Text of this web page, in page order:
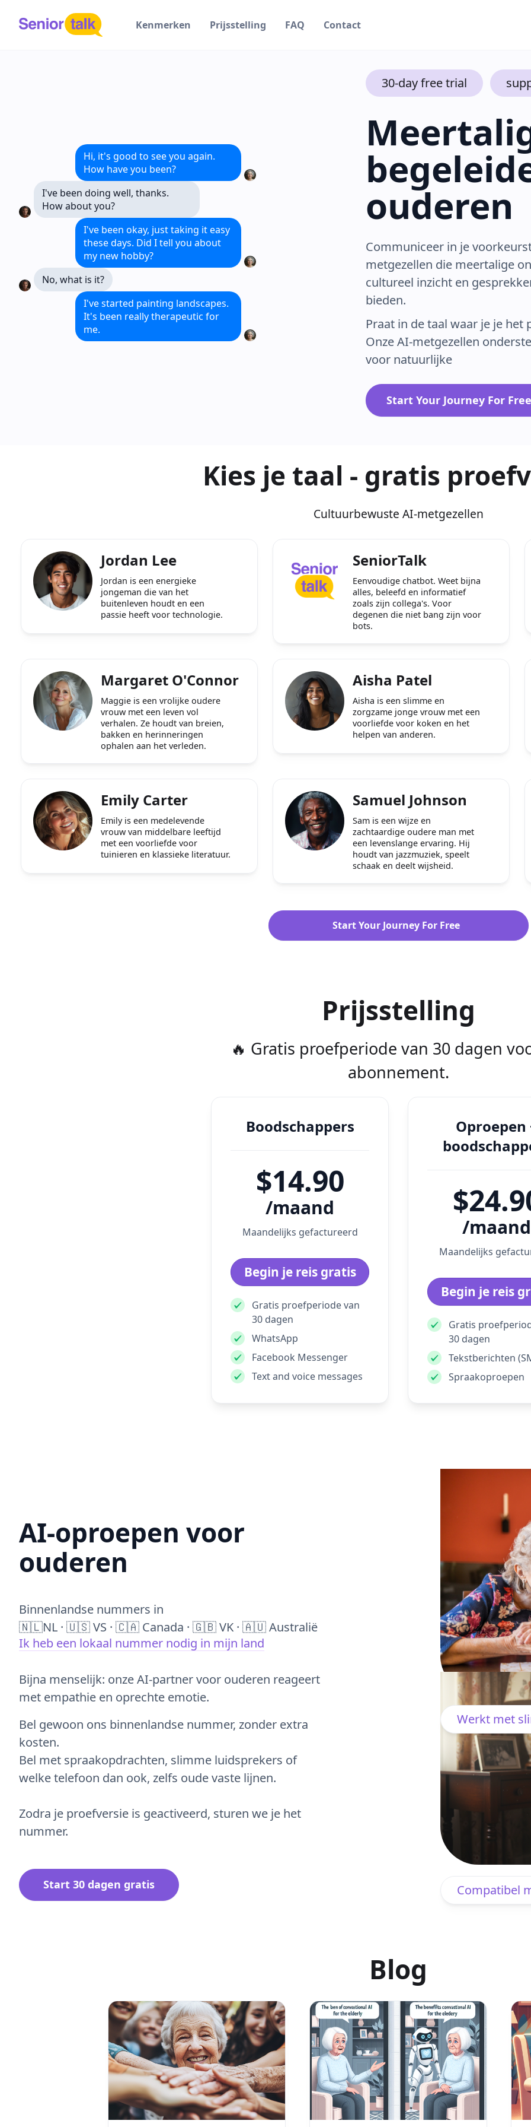
Kenmerken Prijsstelling FAQ Contact
Hi, it's good to see you again.
How have you been?
I've been doing well, thanks.
How about you?
I've been okay, just taking it easy
these days. Did I tell you about
my new hobby?
No, what is it?
I've started painting landscapes.
It's been really therapeutic for
me.
30-day free trial
ouderen
Communiceer in je
metgezellen die meertalige
cultureel inzicht en
bieden.
Praat in de taal waar je je
Onze AI-metgezellen
voor natuurlijke
Start Your Journey For Free
Kies je taal - gratis
Cultuurbewuste AI-metgezellen
Jordan Lee
Jordan is een energieke
jongeman die van het
buitenleven houdt en een
passie heeft voor technologie.
SeniorTalk
Eenvoudige chatbot. Weet bijna
alles, beleefd en informatief
zoals zijn collega's. Voor
degenen die niet bang zijn voor
bots.
Margaret O'Connor
Maggie is een vrolijke oudere
vrouw met een leven vol
verhalen. Ze houdt van breien,
bakken en herinneringen
ophalen aan het verleden.
Aisha Patel
Aisha is een slimme en
zorgzame jonge vrouw met een
voorliefde voor koken en het
helpen van anderen.
Emily Carter
Emily is een medelevende
vrouw van middelbare leeftijd
met een voorliefde voor
tuinieren en klassieke literatuur.
Samuel Johnson
Sam is een wijze en
zachtaardige oudere man met
een levenslange ervaring. Hij
houdt van jazzmuziek, speelt
schaak en deelt wijsheid.
Start Your Journey For Free
Prijsstelling
🔥 Gratis proefperiode van 30 dagen
abonnement.
Boodschappers
$14.90
/maand
Maandelijks gefactureerd
Begin je reis gratis
Gratis proefperiode van
30 dagen
WhatsApp
Facebook Messenger
Text and voice messages
Oproepen
/maand
Maandelijks
Begin je reis
Gratis
30 dagen
Tekstberichten
Spraakoproepen
AI-oproepen voor
ouderen
Binnenlandse nummers in
🇳🇱NL · 🇺🇸 VS · 🇨🇦 Canada · 🇬🇧 VK · 🇦🇺 Australië
Ik heb een lokaal nummer nodig in mijn land
Bijna menselijk: onze AI-partner voor ouderen reageert
met empathie en oprechte emotie.
Bel gewoon ons binnenlandse nummer, zonder extra
kosten.
Bel met spraakopdrachten, slimme luidsprekers of
welke telefoon dan ook, zelfs oude vaste lijnen.
Zodra je proefversie is geactiveerd, sturen we je het
nummer.
Start 30 dagen gratis
Werkt met
Compatibel
Blog